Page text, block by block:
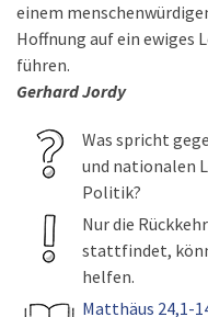
einem
Hoffnung auf ein ewiges
führen.
Gerhard Jordy
Was spricht
und nationalen
Politik?
Nur die
stattfindet,
helfen.
Matthäus 24,1-